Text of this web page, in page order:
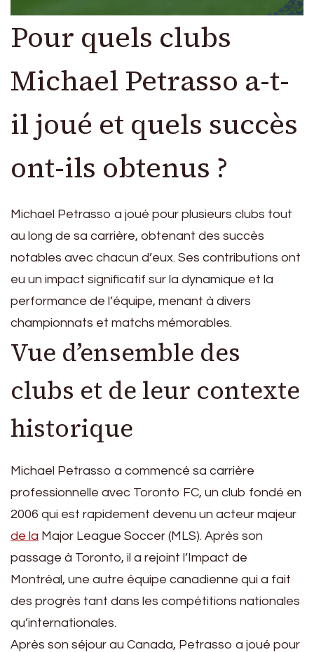
Pour quels clubs
Michael Petrasso a-t-
il joué et quels succès
ont-ils obtenus ?
Michael Petrasso a joué pour plusieurs clubs tout
au long de sa carrière, obtenant des succès
notables avec chacun d’eux. Ses contributions ont
eu un impact significatif sur la dynamique et la
performance de l’équipe, menant à divers
championnats et matchs mémorables.
Vue d’ensemble des
clubs et de leur contexte
historique
Michael Petrasso a commencé sa carrière
professionnelle avec Toronto FC, un club fondé en
2006 qui est rapidement devenu un acteur majeur
de la Major League Soccer (MLS). Après son
passage à Toronto, il a rejoint l’Impact de
Montréal, une autre équipe canadienne qui a fait
des progrès tant dans les compétitions nationales
qu’internationales.
Après son séjour au Canada, Petrasso a joué pour